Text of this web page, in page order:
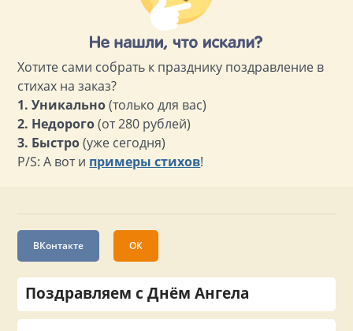
Хотите сами собрать к празднику поздравление в
стихах на заказ?
1. Уникально(только для вас)
2. Недорого(от 280 рублей)
3. Быстро(уже сегодня)
P/S: А вот и примеры стихов!
ВКонтакте ОК
Поздравляем с Днём Ангела